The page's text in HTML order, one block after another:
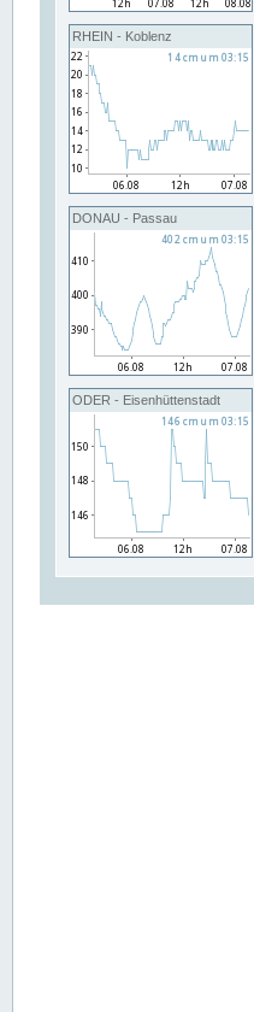
RHEIN - Koblenz
DONAU - Passau
ODER - Eisenhüttenstadt